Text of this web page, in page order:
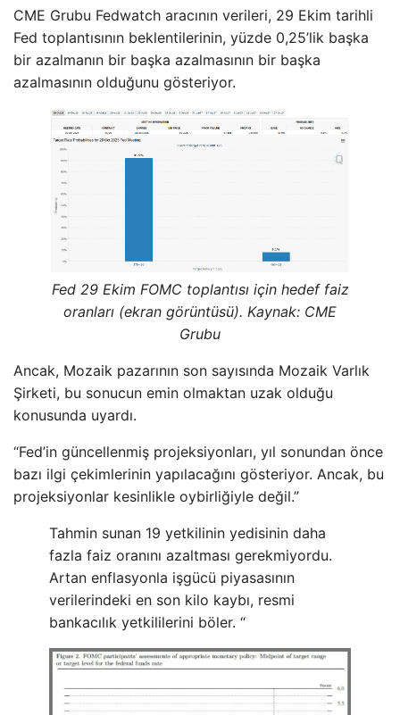
CME Grubu Fedwatch aracının verileri, 29 Ekim tarihli
Fed toplantısının beklentilerinin, yüzde 0,25’lik başka
bir azalmanın bir başka azalmasının bir başka
azalmasının olduğunu gösteriyor.
Fed 29 Ekim FOMC toplantısı için hedef faiz
oranları (ekran görüntüsü). Kaynak: CME
Grubu
Ancak, Mozaik pazarının son sayısında Mozaik Varlık
Şirketi, bu sonucun emin olmaktan uzak olduğu
konusunda uyardı.
“Fed’in güncellenmiş projeksiyonları, yıl sonundan önce
bazı ilgi çekimlerinin yapılacağını gösteriyor. Ancak, bu
projeksiyonlar kesinlikle oybirliğiyle değil.”
Tahmin sunan 19 yetkilinin yedisinin daha
fazla faiz oranını azaltması gerekmiyordu.
Artan enflasyonla işgücü piyasasının
verilerindeki en son kilo kaybı, resmi
bankacılık yetkililerini böler. “